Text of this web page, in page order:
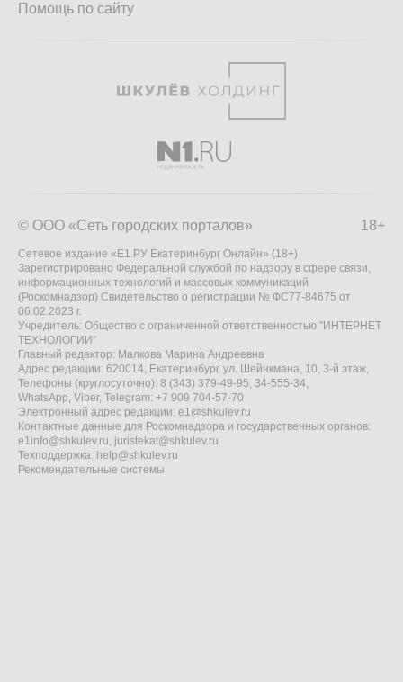
Помощь по сайту
18+
© ООО «Сеть городских порталов»
Сетевое издание «Е1.РУ Екатеринбург Онлайн» (18+)
Зарегистрировано Федеральной службой по надзору в сфере связи,
информационных технологий и массовых коммуникаций
(Роскомнадзор) Свидетельство о регистрации № ФС77-84675 от
06.02.2023 г.
Учредитель: Общество с ограниченной ответственностью "ИНТЕРНЕТ
ТЕХНОЛОГИИ"
Главный редактор: Малкова Марина Андреевна
Адрес редакции: 620014, Екатеринбург, ул. Шейнкмана, 10, 3-й этаж,
Телефоны (круглосуточно): 8 (343) 379-49-95, 34-555-34,
WhatsApp, Viber, Telegram: +7 909 704-57-70
Электронный адрес редакции: e1@shkulev.ru
Контактные данные для Роскомнадзора и государственных органов:
e1info@shkulev.ru, juristekat@shkulev.ru
Техподдержка: help@shkulev.ru
Рекомендательные системы